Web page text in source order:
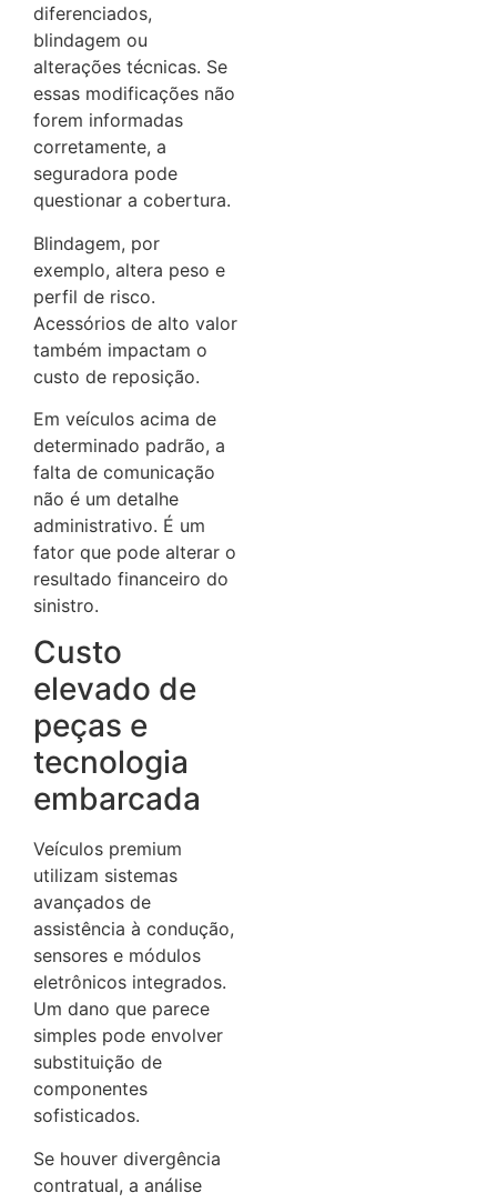
diferenciados,
blindagem ou
alterações técnicas. Se
essas modificações não
forem informadas
corretamente, a
seguradora pode
questionar a cobertura.
Blindagem, por
exemplo, altera peso e
perfil de risco.
Acessórios de alto valor
também impactam o
custo de reposição.
Em veículos acima de
determinado padrão, a
falta de comunicação
não é um detalhe
administrativo. É um
fator que pode alterar o
resultado financeiro do
sinistro.
Custo
elevado de
peças e
tecnologia
embarcada
Veículos premium
utilizam sistemas
avançados de
assistência à condução,
sensores e módulos
eletrônicos integrados.
Um dano que parece
simples pode envolver
substituição de
componentes
sofisticados.
Se houver divergência
contratual, a análise